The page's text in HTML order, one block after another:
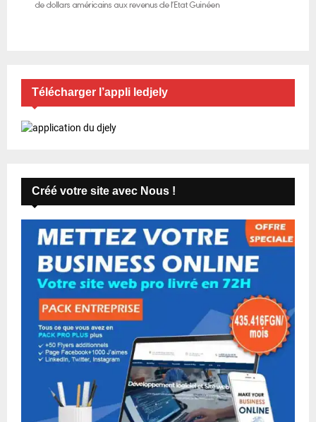
Télécharger l’appli ledjely
Créé votre site avec Nous !